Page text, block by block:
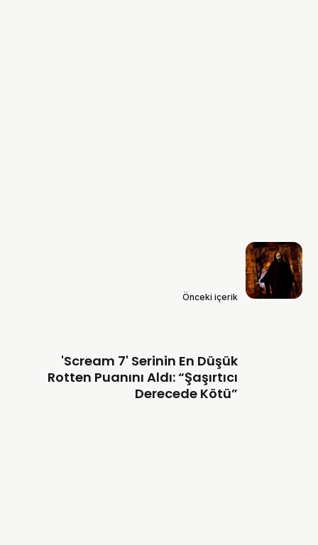
Önceki içerik
'Scream 7' Serinin En Düşük
Rotten Puanını Aldı: “Şaşırtıcı
Derecede Kötü”